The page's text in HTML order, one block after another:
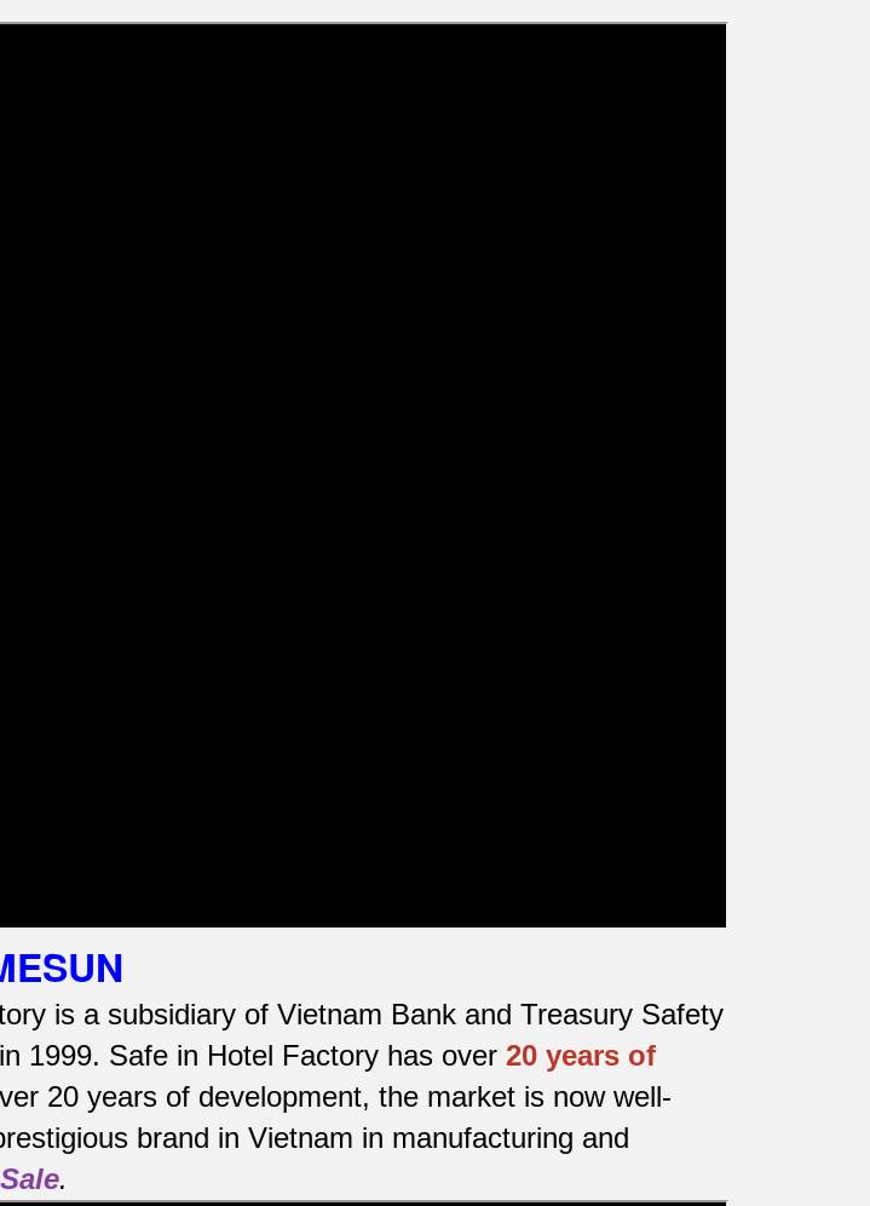
is a subsidiary of Vietnam Bank and Treasury Safety
1999. Safe in Hotel Factory has over 20 years of
20 years of development, the market is now well-
brand in Vietnam in manufacturing and
.